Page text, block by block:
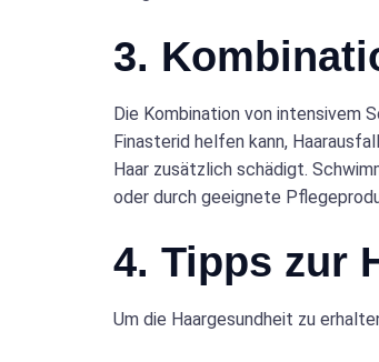
3.
Die Kombination von intensivem
Finasterid helfen kann,
Haar zusätzlich schädigt.
oder durch geeignete
4. Tipps zur
Um die Haargesundheit zu